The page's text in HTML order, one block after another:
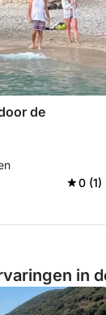
de
0 (1)
in